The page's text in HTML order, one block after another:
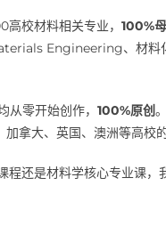
校材料相关专业， 100%
Engineering、材料
零开始创作， 100%原创
拿大、英国、澳洲等高校
还是材料学核心专业课，